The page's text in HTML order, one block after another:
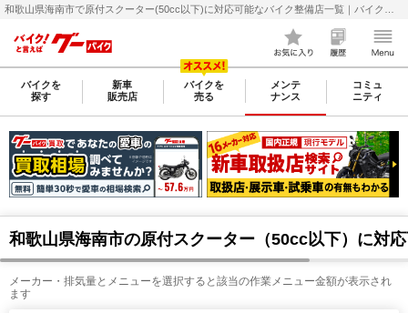
バイクを
探す
新車
販売店
バイクを
売る
メンテ
ナンス
コミュ
ニティ
和歌山県海南市の原付スクーター（50cc以下）に対
メーカー・排気量とメニューを選択すると該当の作業メニュー金額が表示され
ます